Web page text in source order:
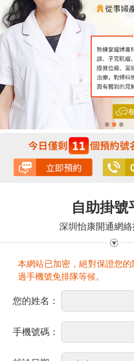
自助掛號
深圳怡康開通網
本網站已加密，絕對保證您
過手機號免排隊等候。
您的姓名：
手機號碼：